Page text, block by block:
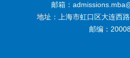
邮箱：
地址：上海市虹口区大连西
邮编：